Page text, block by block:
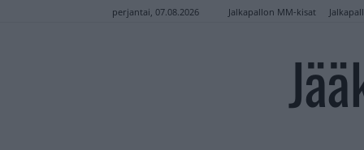
perjantai, 07.08.2026 Jalkapallon MM-kisat